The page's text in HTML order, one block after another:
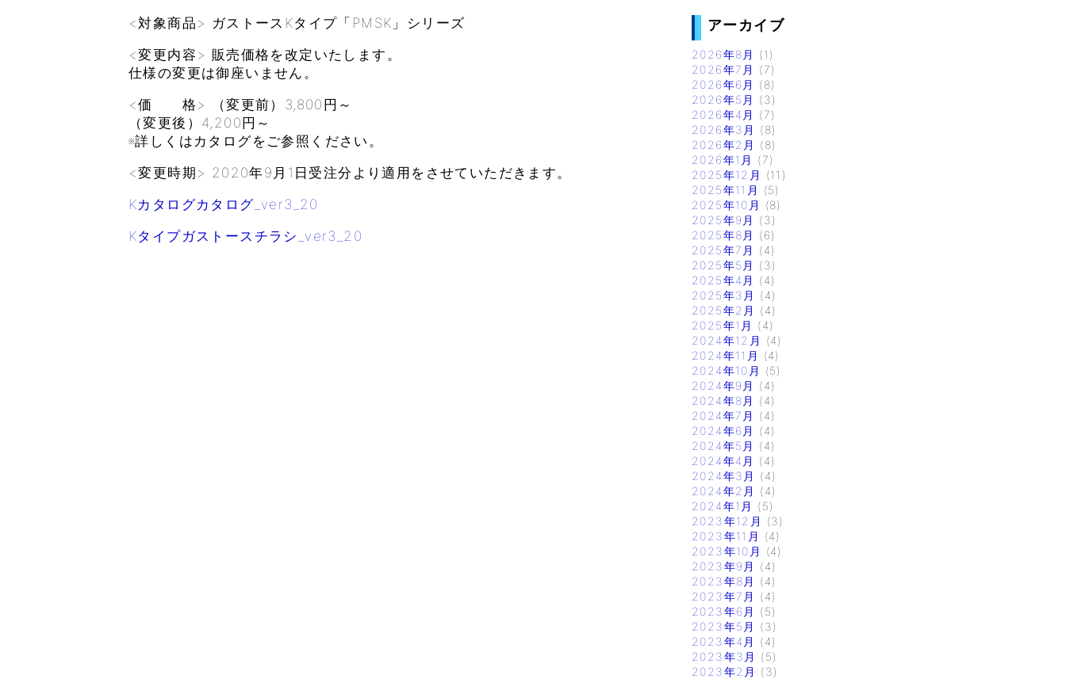
<対象商品> ガストースKタイプ「PMSK」シリーズ
<変更内容> 販売価格を改定いたします。
仕様の変更は御座いません。
<価 格> （変更前）3,800円～
（変更後）4,200円～
※詳しくはカタログをご参照ください。
<変更時期> 2020年9月1日受注分より適用をさせていただきます。
Kカタログカタログ_ver3_20
Kタイプガストースチラシ_ver3_20
アーカイブ
2026年8月
(1)
2026年7月
(7)
2026年6月
(8)
2026年5月
(3)
2026年4月
(7)
2026年3月
(8)
2026年2月
(8)
2026年1月
(7)
2025年12月
(11)
2025年11月
(5)
2025年10月
(8)
2025年9月
(3)
2025年8月
(6)
2025年7月
(4)
2025年5月
(3)
2025年4月
(4)
2025年3月
(4)
2025年2月
(4)
2025年1月
(4)
2024年12月
(4)
2024年11月
(4)
2024年10月
(5)
2024年9月
(4)
2024年8月
(4)
2024年7月
(4)
2024年6月
(4)
2024年5月
(4)
2024年4月
(4)
2024年3月
(4)
2024年2月
(4)
2024年1月
(5)
2023年12月
(3)
2023年11月
(4)
2023年10月
(4)
2023年9月
(4)
2023年8月
(4)
2023年7月
(4)
2023年6月
(5)
2023年5月
(3)
2023年4月
(4)
2023年3月
(5)
2023年2月
(3)